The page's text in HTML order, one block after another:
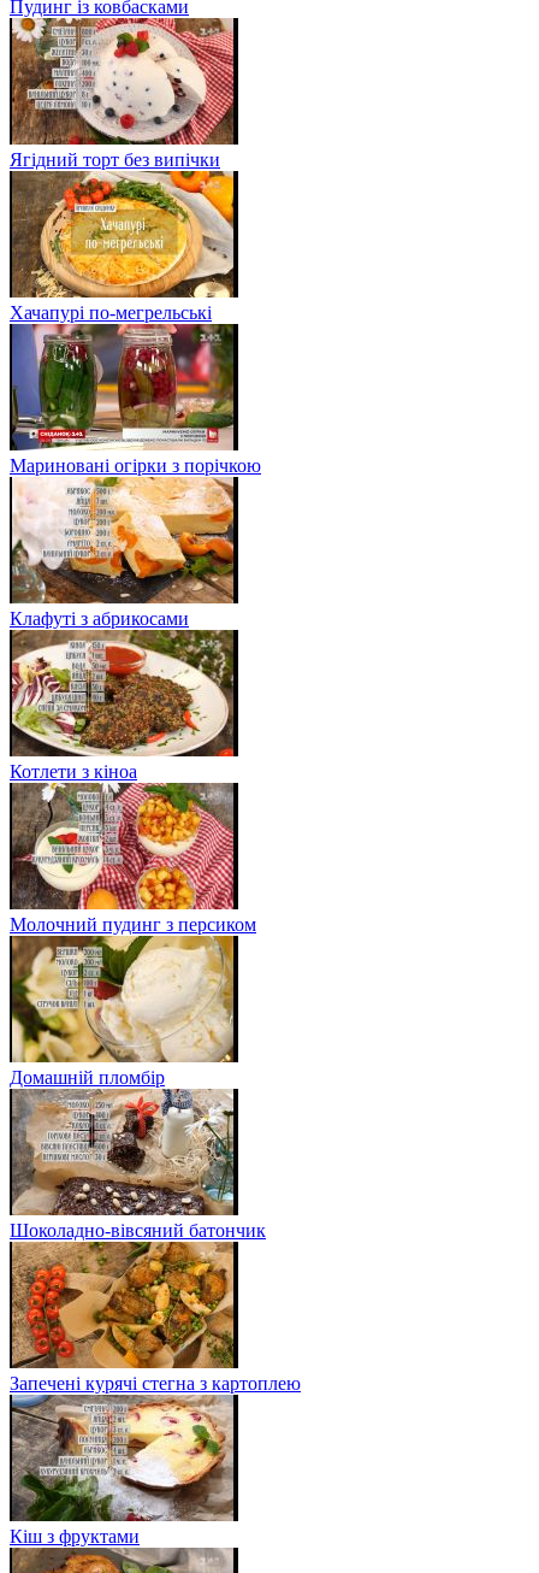
Пудинг із ковбасками
Ягідний торт без випічки
Хачапурі по-мегрельські
Мариновані огірки з порічкою
Клафуті з абрикосами
Котлети з кіноа
Молочний пудинг з персиком
Домашній пломбір
Шоколадно-вівсяний батончик
Запечені курячі стегна з картоплею
Кіш з фруктами